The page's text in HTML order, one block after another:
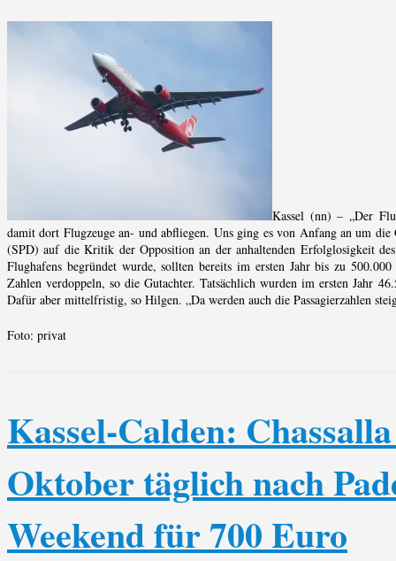
Kassel (nn) – „Der
damit dort Flugzeuge an- und abfliegen. Uns ging es von Anfang an um
(SPD) auf die Kritik der Opposition an der anhaltenden Erfolglosigkeit
Flughafens begründet wurde, sollten bereits im ersten Jahr bis zu
Zahlen verdoppeln, so die Gutachter. Tatsächlich wurden im ersten Jahr
Dafür aber mittelfristig, so Hilgen. „Da werden auch die Passagierzahlen
Foto: privat
Kassel-Calden:
Oktober täglich nach
Weekend für 700 Euro